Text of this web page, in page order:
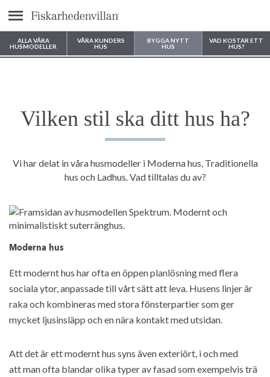
Meny
ALLA VÅRA
HUSMODELLER
VÅRA KUNDERS
HUS
BYGGA NYTT
HUS
VAD KOSTAR ETT
HUS?
Var vill du bygga ditt hus?
Vilken stil ska ditt hus ha?
Vi har delat in våra husmodeller i Moderna hus, Traditionella
hus och Ladhus. Vad tilltalas du av?
Moderna hus
Ett modernt hus har ofta en öppen planlösning med flera
sociala ytor, anpassade till vårt sätt att leva. Husens linjer är
raka och kombineras med stora fönsterpartier som ger
mycket ljusinsläpp och en nära kontakt med utsidan.
Att det är ett modernt hus syns även exteriört, i och med
att man ofta blandar olika typer av fasad som exempelvis trä